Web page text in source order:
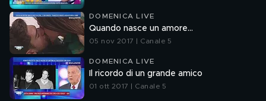
DOMENICA LIVE
Quando nasce un amore...
05 nov 2017 | Canale 5
DOMENICA LIVE
Il ricordo di un grande amico
01 ott 2017 | Canale 5